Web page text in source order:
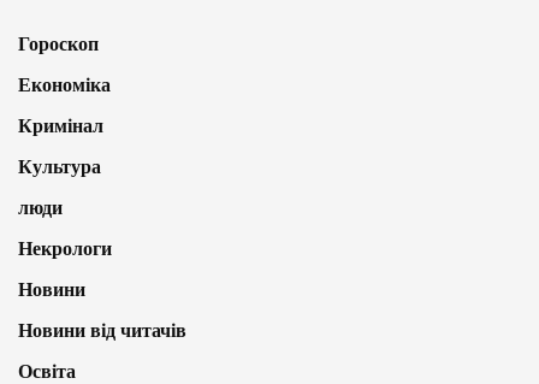
Гороскоп
Економіка
Кримінал
Культура
люди
Некрологи
Новини
Новини від читачів
Освіта